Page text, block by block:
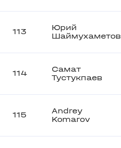
113
Юрий
Шаймухаметов
114
Самат
Тустукпаев
115
Andrey
Komarov